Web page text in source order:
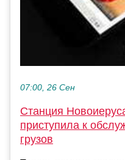
07:00, 26 Сен
Станция
приступила к
грузов